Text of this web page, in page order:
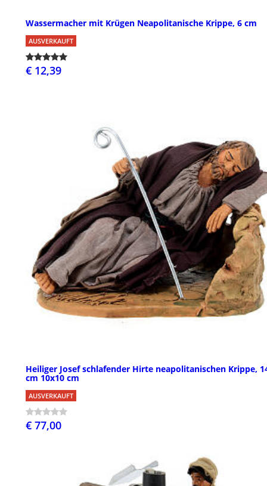
Wassermacher mit Krügen Neapolitanische Krippe, 6 cm
AUSVERKAUFT
€ 12,39
Heiliger Josef schlafender Hirte neapolitanischen Krippe,
cm 10x10 cm
AUSVERKAUFT
€ 77,00